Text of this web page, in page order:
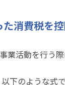
消費税を
業活動を行う
下のような式